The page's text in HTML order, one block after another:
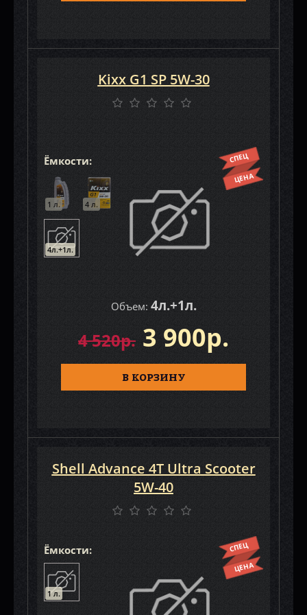
Ёмкости:
1 л. 4 л.
4л.+1л.
СПЕЦ
ЦЕНА
Объем: 4л.+1л.
Kixx G1 SP 5W-30
4 520р. 3 900р.
В КОРЗИНУ
Ёмкости:
1 л.
СПЕЦ
ЦЕНА
Shell Advance 4T Ultra Scooter
5W-40